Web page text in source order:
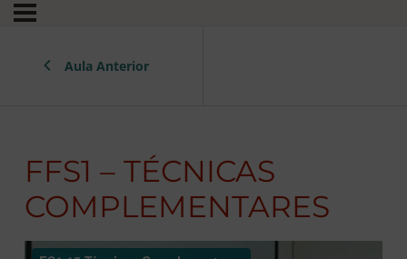
Aula Anterior
FFS1 – TÉCNICAS
COMPLEMENTARES